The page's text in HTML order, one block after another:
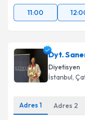
11:00
Dyt.
Diyetisyen
İstanbul,
Adres 1 Adres 2